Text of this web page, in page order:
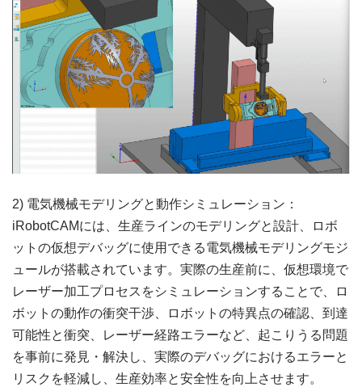
2) 電気機械モデリングと動作シミュレーション：
iRobotCAMには、生産ラインのモデリングと設計、ロボ
ットの仮想デバッグに使用できる電気機械モデリングモジ
ュールが搭載されています。実際の生産前に、仮想環境で
レーザー加工プロセスをシミュレーションすることで、ロ
ボットの動作の衝突干渉、ロボットの特異点の確認、到達
可能性と衝突、レーザー経路エラーなど、起こりうる問題
を事前に発見・解決し、実際のデバッグにおけるエラーと
リスクを軽減し、生産効率と安全性を向上させます。